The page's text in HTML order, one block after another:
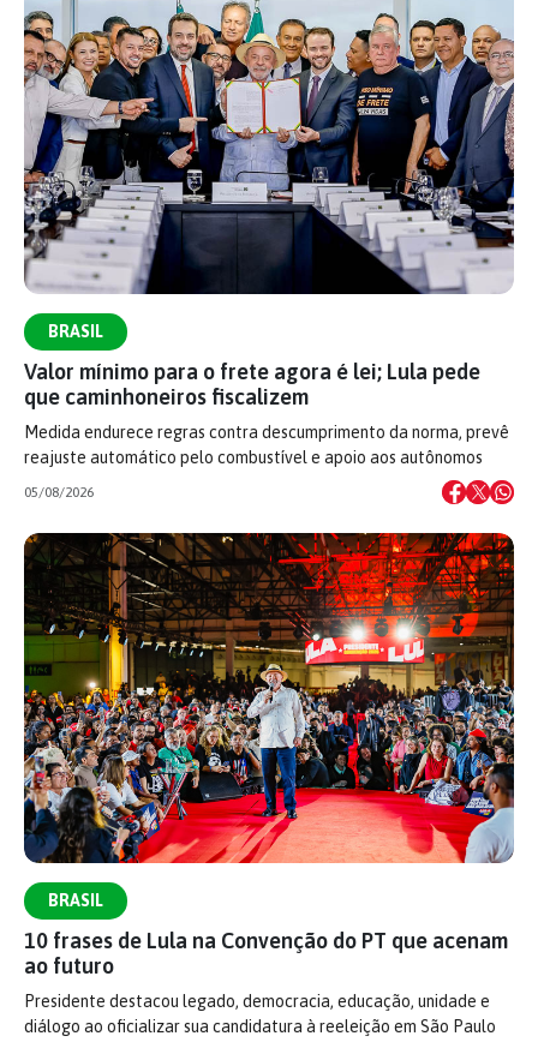
BRASIL
Valor mínimo para o frete agora é lei; Lula pede
que caminhoneiros fiscalizem
Medida endurece regras contra descumprimento da norma, prevê
reajuste automático pelo combustível e apoio aos autônomos
05/08/2026
BRASIL
10 frases de Lula na Convenção do PT que acenam
ao futuro
Presidente destacou legado, democracia, educação, unidade e
diálogo ao oficializar sua candidatura à reeleição em São Paulo